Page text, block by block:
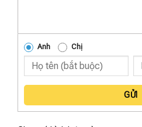
Anh Chị
GỬI